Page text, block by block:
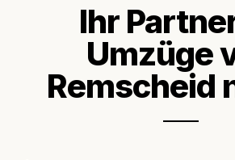
Ihr
Umzüge
Remscheid